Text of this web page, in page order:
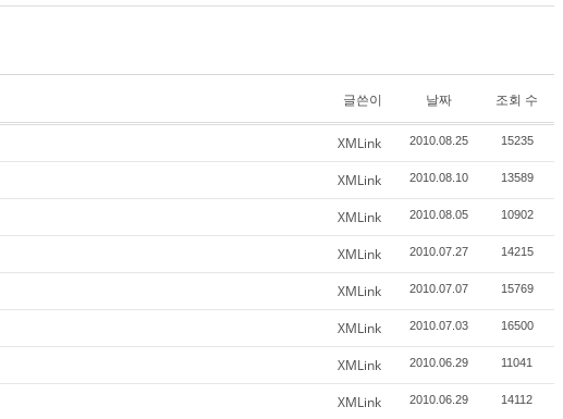
글쓴이 날짜 조회 수
XMLink 2010.08.25 15235
XMLink 2010.08.10 13589
XMLink 2010.08.05 10902
XMLink 2010.07.27 14215
XMLink 2010.07.07 15769
XMLink 2010.07.03 16500
XMLink 2010.06.29 11041
XMLink 2010.06.29 14112